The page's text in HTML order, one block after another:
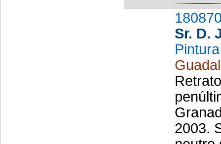
Sr. D.
Pintura
2003.